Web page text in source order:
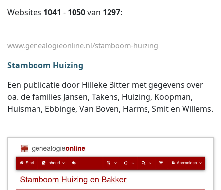
Websites 1041 - 1050van 1297:
www.genealogieonline.nl/stamboom-huizing
Stamboom Huizing
Een publicatie door Hilleke Bitter met gegevens over
oa. de families Jansen, Takens, Huizing, Koopman,
Huisman, Ebbinge, Van Boven, Harms, Smit en Willems.